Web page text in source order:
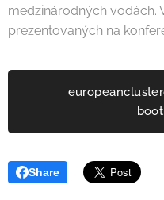
medzinárodných vodách.
prezentovaných na
Share